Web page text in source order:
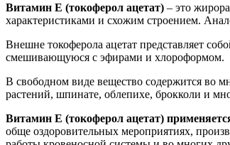
Витамин E (токоферол ацетат) – это
характеристиками и схожим строением.
Внешне токоферола ацетат представляет
смешивающуюся с эфирами и хлороформом.
В свободном виде вещество содержится во
растений, шпинате, облепихе, брокколи и
Витамин E (токоферол ацетат)
обще оздоровительных мероприятиях,